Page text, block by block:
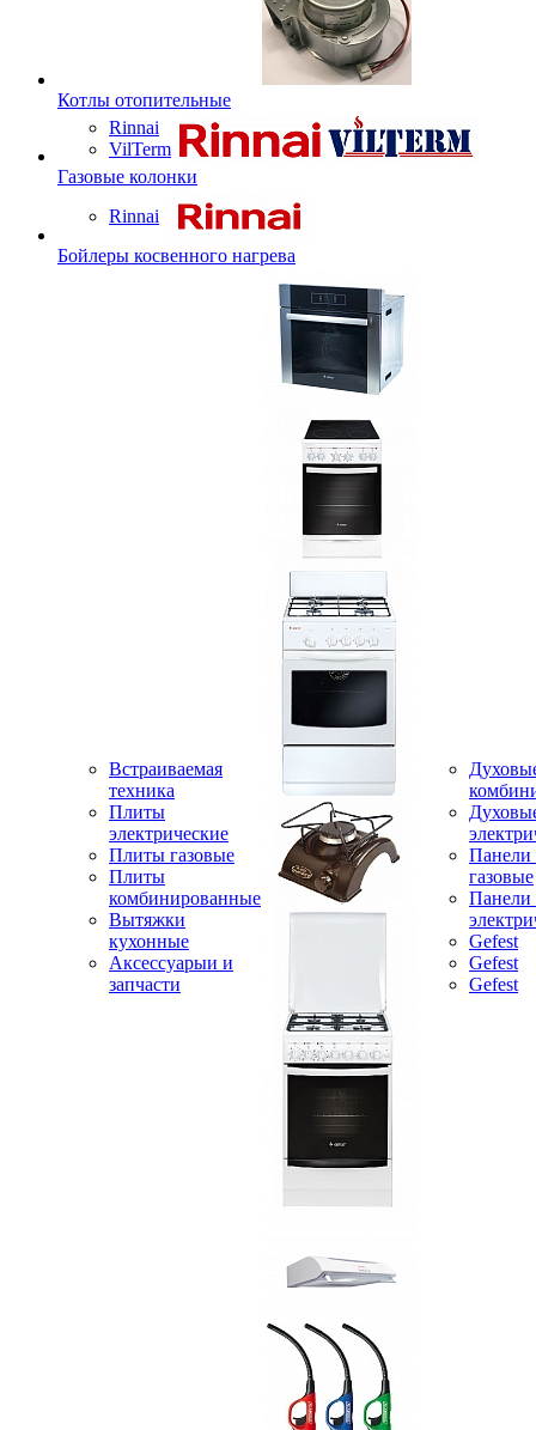
Котлы отопительные
Rinnai
VilTerm
Газовые колонки
Rinnai
Бойлеры косвенного нагрева
Встраиваемая
техника
Плиты
электрические
Плиты газовые
Плиты
комбинированные
Вытяжки
кухонные
Аксессуарыи и
запчасти
Панели
газовые
Панели
Gefest
Gefest
Gefest